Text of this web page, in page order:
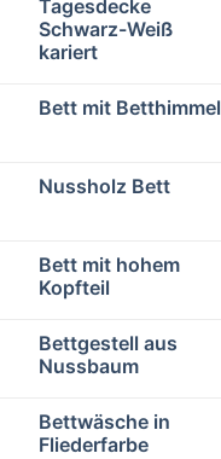
Tagesdecke
Schwarz-Weiß
kariert
Bett mit Betthimmel
Nussholz Bett
Bett mit hohem
Kopfteil
Bettgestell aus
Nussbaum
Bettwäsche in
Fliederfarbe